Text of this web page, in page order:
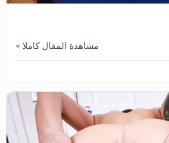
مشاهدة المقال كاملا »